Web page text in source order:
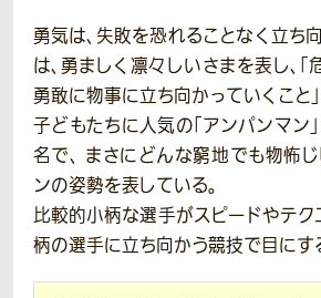
勇気は、失敗を恐れることなく立ち
は、勇ましく凛々しいさまを表し、「
勇敢に物事に立ち向かっていくこと」
子どもたちに人気の「アンパンマン
名で、 まさにどんな窮地でも物怖
ンの姿勢を表している。
比較的小柄な選手がスピードやテク
柄の選手に立ち向かう競技で目にす